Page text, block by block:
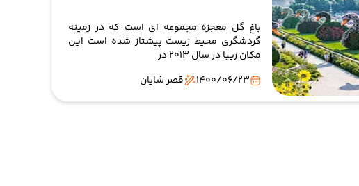
باغ گل معجزه مجموعه ای است که در زمینه
گردشگری محیط زیست پیشتاز شده است این
مکان زیبا در سال 2013 در
1400/06/23
قصر شایان